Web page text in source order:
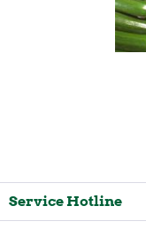
Service Hotline